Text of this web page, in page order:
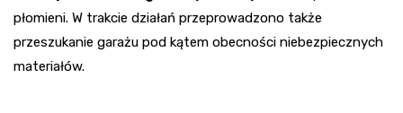
płomieni. W trakcie działań przeprowadzono także
przeszukanie garażu pod kątem obecności niebezpiecznych
materiałów.